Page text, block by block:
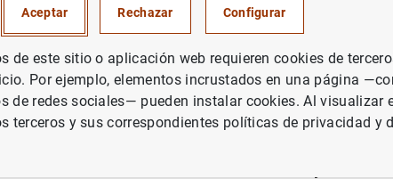
ECONÓMICA
Aceptar Rechazar Configurar
de este sitio o aplicación web requieren cookies de
Por ejemplo, elementos incrustados en una página
de redes sociales— pueden instalar cookies. Al visualizar
terceros y sus correspondientes políticas de privacidad y